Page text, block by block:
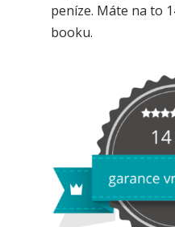
peníze. Máte na to
booku.